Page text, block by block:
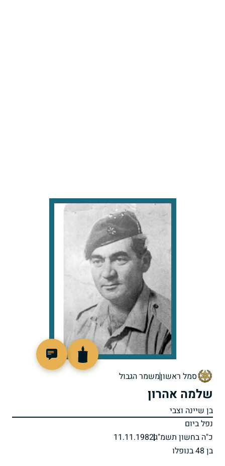
סמל ראשוןמשמר הגבול
שלמה אהרון
בן שיינה וצבי
נפל ביום
כ"ה בחשון תשמ"ג11.11.1982
בן 48 בנופלו